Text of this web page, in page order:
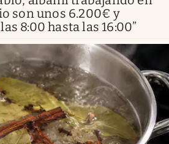
son unos 6.200€ y
8:00 hasta las 16:00”